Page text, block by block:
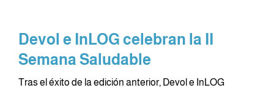
Devol e InLOG celebran la II
Semana Saludable
Tras el éxito de la edición anterior, Devol e InLOG